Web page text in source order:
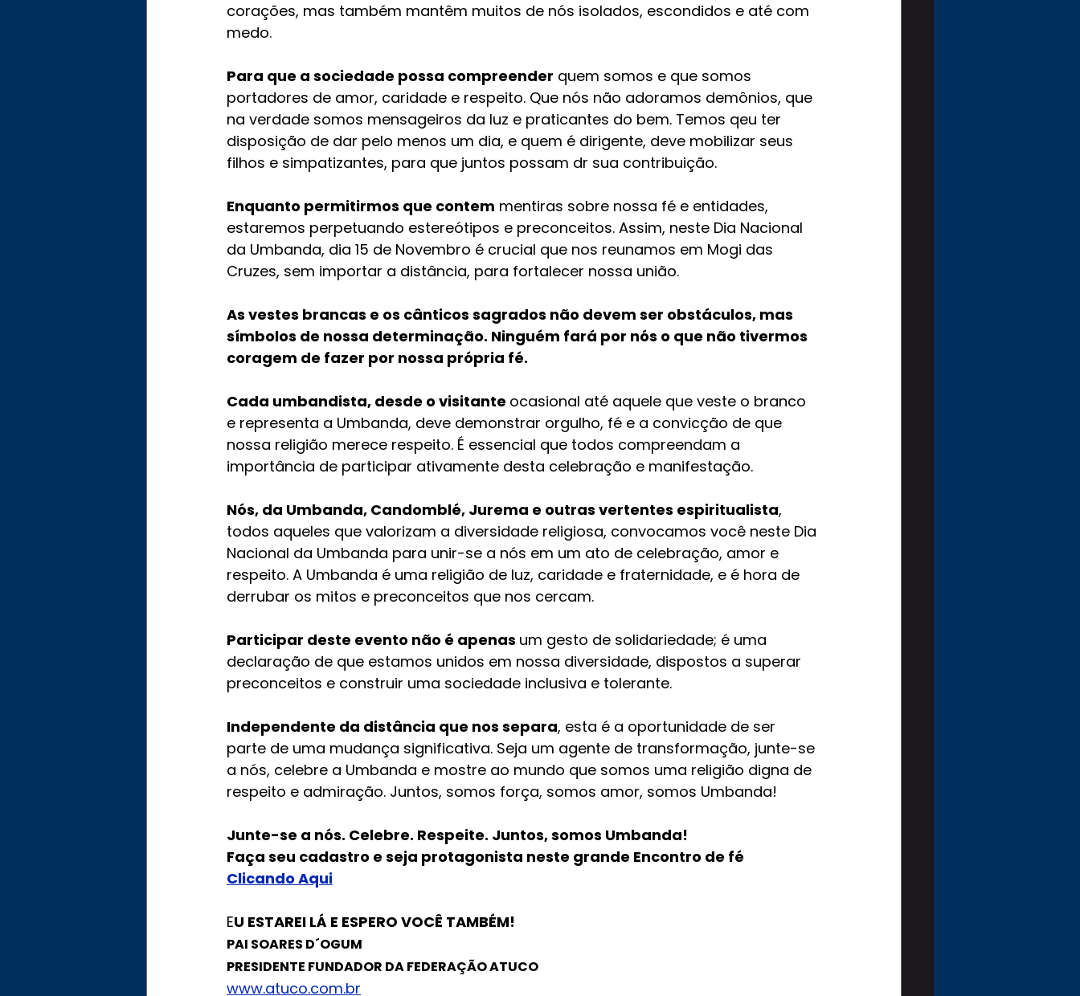
corações, mas também mantêm muitos de nós isolados, escondidos e até com
medo.
Para que a sociedade possa compreender quem somos e que somos
portadores de amor, caridade e respeito. Que nós não adoramos demônios, que
na verdade somos mensageiros da luz e praticantes do bem. Temos qeu ter
disposição de dar pelo menos um dia, e quem é dirigente, deve mobilizar seus
filhos e simpatizantes, para que juntos possam dr sua contribuição.
Enquanto permitirmos que contem mentiras sobre nossa fé e entidades,
estaremos perpetuando estereótipos e preconceitos. Assim, neste Dia Nacional
da Umbanda, dia 15 de Novembro é crucial que nos reunamos em Mogi das
Cruzes, sem importar a distância, para fortalecer nossa união.
As vestes brancas e os cânticos sagrados não devem ser obstáculos, mas
símbolos de nossa determinação. Ninguém fará por nós o que não tivermos
coragem de fazer por nossa própria fé.
Cada umbandista, desde o visitante ocasional até aquele que veste o branco
e representa a Umbanda, deve demonstrar orgulho, fé e a convicção de que
nossa religião merece respeito. É essencial que todos compreendam a
importância de participar ativamente desta celebração e manifestação.
Nós, da Umbanda, Candomblé, Jurema e outras vertentes espiritualista,
todos aqueles que valorizam a diversidade religiosa, convocamos você neste Dia
Nacional da Umbanda para unir-se a nós em um ato de celebração, amor e
respeito. A Umbanda é uma religião de luz, caridade e fraternidade, e é hora de
derrubar os mitos e preconceitos que nos cercam.
Participar deste evento não é apenas um gesto de solidariedade; é uma
declaração de que estamos unidos em nossa diversidade, dispostos a superar
preconceitos e construir uma sociedade inclusiva e tolerante.
Independente da distância que nos separa, esta é a oportunidade de ser
parte de uma mudança significativa. Seja um agente de transformação, junte-se
a nós, celebre a Umbanda e mostre ao mundo que somos uma religião digna de
respeito e admiração. Juntos, somos força, somos amor, somos Umbanda!
Junte-se a nós. Celebre. Respeite. Juntos, somos Umbanda!
Faça seu cadastro e seja protagonista neste grande Encontro de fé
Clicando Aqui
EU ESTAREI LÁ E ESPERO VOCÊ TAMBÉM!
PAI SOARES D´OGUM
PRESIDENTE FUNDADOR DA FEDERAÇÃO ATUCO
www.atuco.com.br